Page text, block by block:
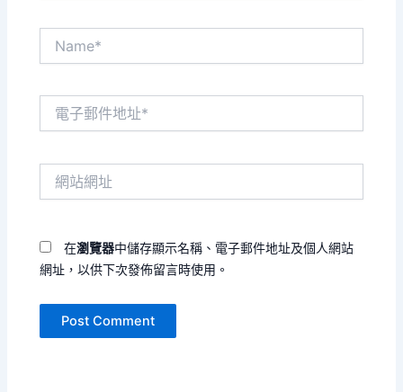
在瀏覽器中儲存顯示名稱、電子郵件地址及個人網站
網址，以供下次發佈留言時使用。